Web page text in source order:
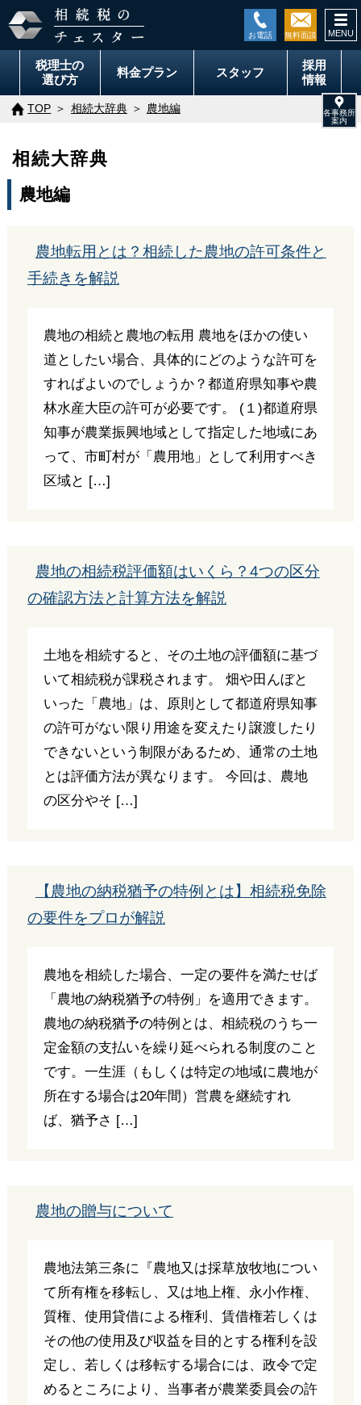
税理士の
選び方
料金プラン スタッフ
採用
情報
TOP 相続大辞典 農地編
相続大辞典
農地編
農地転用とは？相続した農地の許可条件と
手続きを解説
農地の相続と農地の転用 農地をほかの使い
道としたい場合、具体的にどのような許可を
すればよいのでしょうか？都道府県知事や農
林水産大臣の許可が必要です。 (１)都道府県
知事が農業振興地域として指定した地域にあ
って、市町村が「農用地」として利用すべき
区域と […]
農地の相続税評価額はいくら？4つの区分
の確認方法と計算方法を解説
土地を相続すると、その土地の評価額に基づ
いて相続税が課税されます。 畑や田んぼと
いった「農地」は、原則として都道府県知事
の許可がない限り用途を変えたり譲渡したり
できないという制限があるため、通常の土地
とは評価方法が異なります。 今回は、農地
の区分やそ […]
【農地の納税猶予の特例とは】相続税免除
の要件をプロが解説
農地を相続した場合、一定の要件を満たせば
「農地の納税猶予の特例」を適用できます。
農地の納税猶予の特例とは、相続税のうち一
定金額の支払いを繰り延べられる制度のこと
です。一生涯（もしくは特定の地域に農地が
所在する場合は20年間）営農を継続すれ
ば、猶予さ […]
農地の贈与について
農地法第三条に『農地又は採草放牧地につい
て所有権を移転し、又は地上権、永小作権、
質権、使用貸借による権利、賃借権若しくは
その他の使用及び収益を目的とする権利を設
定し、若しくは移転する場合には、政令で定
めるところにより、当事者が農業委員会の許